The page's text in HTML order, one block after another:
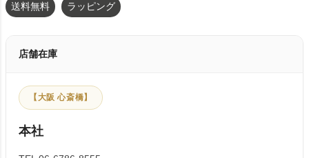
送料無料 ラッピング
店舗在庫
【大阪 心斎橋】
本社